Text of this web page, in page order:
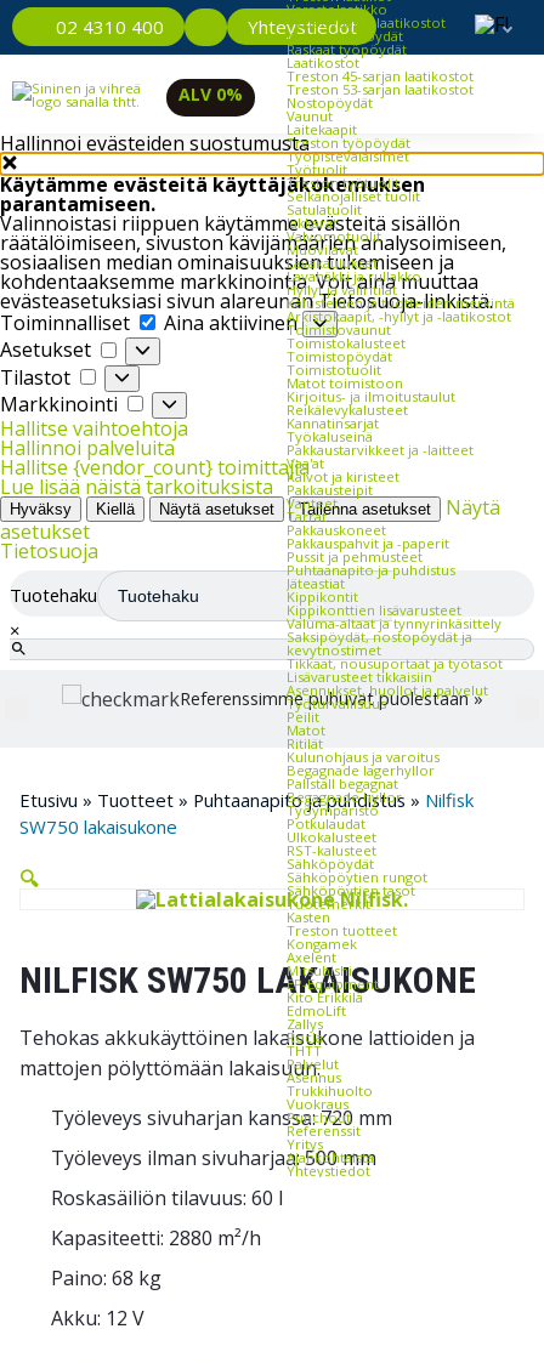
Hallinnoi evästeiden suostumusta
Käytämme evästeitä käyttäjäkokemuksen
parantamiseen.
Valinnoistasi riippuen käytämme evästeitä sisällön
räätälöimiseen, sivuston kävijämäärien analysoimiseen,
sosiaalisen median ominaisuuksien tukemiseen ja
kohdentaaksemme markkinointia. Voit aina muuttaa
evästeasetuksiasi sivun alareunan Tietosuoja-linkistä.
Toiminnalliset
Toiminnalliset
Aina aktiivinen
Asetukset
Asetukset
Tilastot
Tilastot
Markkinointi
Markkinointi
Hallitse vaihtoehtoja
Hallinnoi palveluita
Hallitse {vendor_count} toimittajia
Lue lisää näistä tarkoituksista
Hyväksy Kiellä Näytä asetukset Tallenna asetukset
Näytä
asetukset
Tietosuoja
02 4310 400 Yhteystiedot
Varastolaatikko
Työpöydät ja laatikostot
Kevyet työpöydät
Raskaat työpöydät
Laatikostot
Treston 45-sarjan laatikostot
Treston 53-sarjan laatikostot
Nostopöydät
Vaunut
Laitekaapit
Treston työpöydät
Työpistevalaisimet
Työtuolit
Treston työtuolit
Selkänojalliset tuolit
Satulatuolit
Jakkarat
Valvomotuolit
Muovilavat
Lavakaulukset
Lavahäkki ja rullakko
Hyllyt ja väliritilät
Kalusteiden ja tuotteiden merkintä
Arkistokaapit, -hyllyt ja -laatikostot
Toimistovaunut
Toimistokalusteet
Toimistopöydät
Toimistotuolit
Matot toimistoon
Kirjoitus- ja ilmoitustaulut
Reikälevykalusteet
Kannatinsarjat
Työkaluseinä
Pakkaustarvikkeet ja -laitteet
Vaa'at
Kalvot ja kiristeet
Pakkausteipit
Vanteet
Tarrat
Pakkauskoneet
Pakkauspahvit ja -paperit
Pussit ja pehmusteet
Puhtaanapito ja puhdistus
Jäteastiat
Kippikontit
Kippikonttien lisävarusteet
Valuma-altaat ja tynnyrinkäsittely
Saksipöydät, nostopöydät ja
kevytnostimet
Tikkaat, nousuportaat ja työtasot
Lisävarusteet tikkaisiin
Asennukset, huollot ja palvelut
Työturvallisuus
Peilit
Matot
Ritilät
Kulunohjaus ja varoitus
Begagnade lagerhyllor
Pallställ begagnat
Begagnade hyllor
Työympäristö
Potkulaudat
Ulkokalusteet
RST-kalusteet
Sähköpöydät
Sähköpöytien rungot
Sähköpöytien tasot
Tuotemerkit
Kasten
Treston tuotteet
Kongamek
Axelent
Mitsubishi
EP-Equipment
Kito Erikkilä
EdmoLift
Zallys
Rocla
THTT
Palvelut
Asennus
Trukkihuolto
Vuokraus
Punchout
Referenssit
Yritys
Ajankohtaista
Yhteystiedot
ALV 0%
Tuotehaku
×
Referenssimme puhuvat puolestaan »
Etusivu » Tuotteet » Puhtaanapito ja puhdistus » Nilfisk
SW750 lakaisukone
🔍
NILFISK SW750 LAKAISUKONE
Tehokas akkukäyttöinen lakaisukone lattioiden ja
mattojen pölyttömään lakaisuun.
Työleveys sivuharjan kanssa: 720 mm
Työleveys ilman sivuharjaa: 500 mm
Roskasäiliön tilavuus: 60 l
Kapasiteetti: 2880 m²/h
Paino: 68 kg
Akku: 12 V